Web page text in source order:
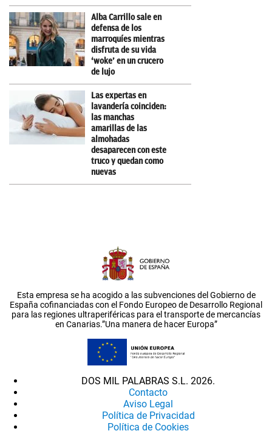
Alba Carrillo sale en
defensa de los
marroquíes mientras
disfruta de su vida
‘woke’ en un crucero
de lujo
Las expertas en
lavandería coinciden:
las manchas
amarillas de las
almohadas
desaparecen con este
truco y quedan como
nuevas
Esta empresa se ha acogido a las subvenciones del Gobierno de
España cofinanciadas con el Fondo Europeo de Desarrollo Regional
para las regiones ultraperiféricas para el transporte de mercancías
en Canarias.”Una manera de hacer Europa”
DOS MIL PALABRAS S.L. 2026.
Contacto
Aviso Legal
Política de Privacidad
Política de Cookies